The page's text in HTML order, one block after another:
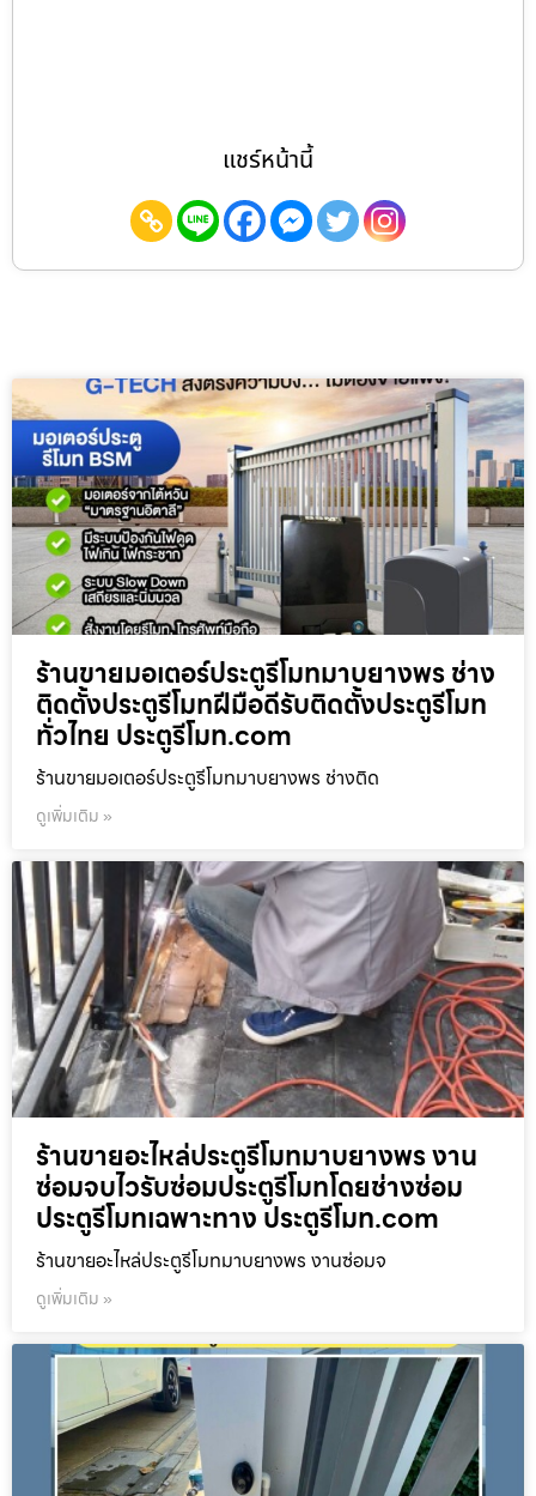
แชร์หน้านี้
ร้านขายมอเตอร์ประตูรีโมทมาบยางพร ช่าง
ติดตั้งประตูรีโมทฝีมือดีรับติดตั้งประตูรีโมท
ทั่วไทย ประตูรีโมท.com
ร้านขายมอเตอร์ประตูรีโมทมาบยางพร ช่างติด
ดูเพิ่มเติม »
ร้านขายอะไหล่ประตูรีโมทมาบยางพร งาน
ซ่อมจบไวรับซ่อมประตูรีโมทโดยช่างซ่อม
ประตูรีโมทเฉพาะทาง ประตูรีโมท.com
ร้านขายอะไหล่ประตูรีโมทมาบยางพร งานซ่อมจ
ดูเพิ่มเติม »